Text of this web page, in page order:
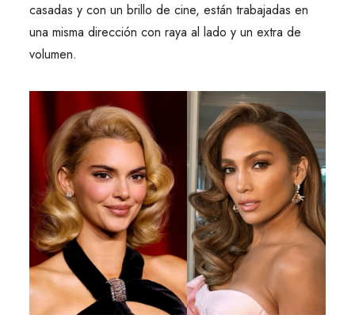
casadas y con un brillo de cine, están trabajadas en
una misma dirección con raya al lado y un extra de
volumen.